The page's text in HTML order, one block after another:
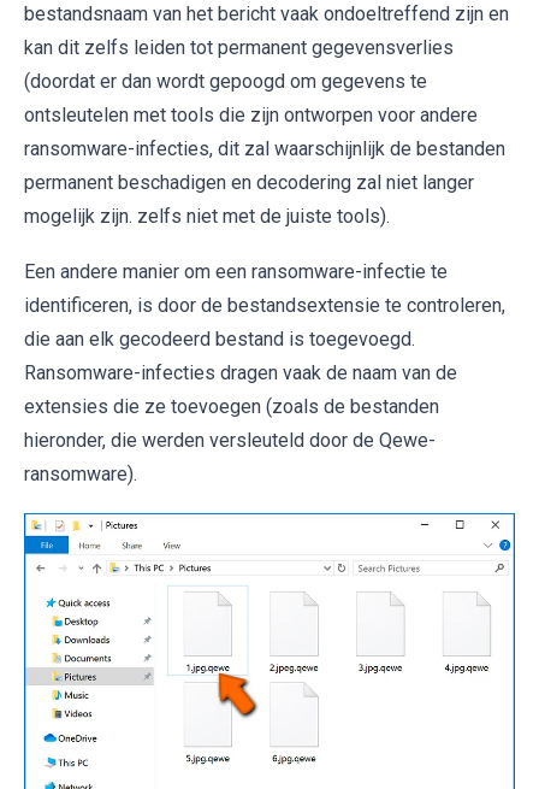
bestandsnaam van het bericht vaak ondoeltreffend zijn en
kan dit zelfs leiden tot permanent gegevensverlies
(doordat er dan wordt gepoogd om gegevens te
ontsleutelen met tools die zijn ontworpen voor andere
ransomware-infecties, dit zal waarschijnlijk de bestanden
permanent beschadigen en decodering zal niet langer
mogelijk zijn. zelfs niet met de juiste tools).
Een andere manier om een ​​ransomware-infectie te
identificeren, is door de bestandsextensie te controleren,
die aan elk gecodeerd bestand is toegevoegd.
Ransomware-infecties dragen vaak de naam van de
extensies die ze toevoegen (zoals de bestanden
hieronder, die werden versleuteld door de Qewe-
ransomware).